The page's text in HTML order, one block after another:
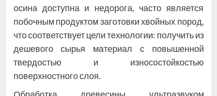
осина доступна и недорога, часто является
побочным продуктом заготовки хвойных пород,
что соответствует цели технологии: получить из
дешевого сырья материал с повышенной
твердостью и износостойкостью
поверхностного слоя.